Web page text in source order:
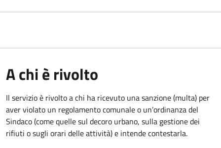
A chi è rivolto
Il servizio è rivolto a chi ha ricevuto una sanzione (multa) per
aver violato un regolamento comunale o un’ordinanza del
Sindaco (come quelle sul decoro urbano, sulla gestione dei
rifiuti o sugli orari delle attività) e intende contestarla.